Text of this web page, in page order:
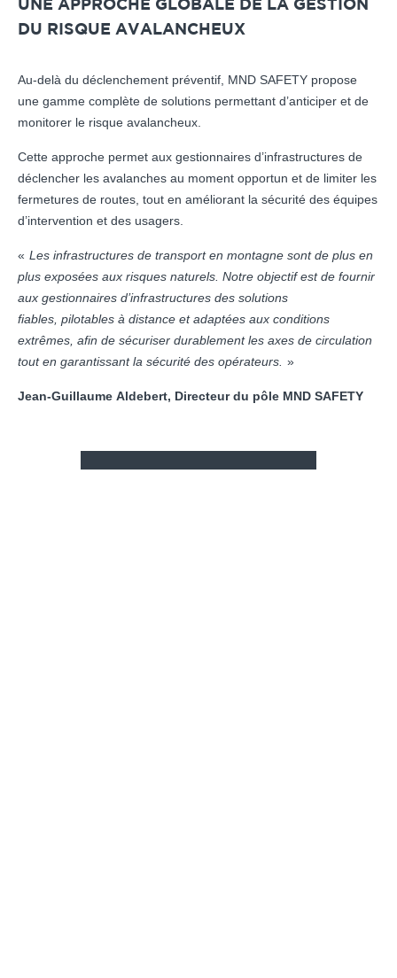
UNE APPROCHE GLOBALE DE LA GESTION
DU RISQUE AVALANCHEUX
Au-delà du déclenchement préventif, MND SAFETY propose
une gamme complète de solutions permettant d’anticiper et de
monitorer le risque avalancheux.
Cette approche permet aux gestionnaires d’infrastructures de
déclencher les avalanches au moment opportun et de limiter les
fermetures de routes, tout en améliorant la sécurité des équipes
d’intervention et des usagers.
Les infrastructures de transport en montagne sont de plus en
plus exposées aux risques naturels. Notre objectif est de fournir
aux gestionnaires d’infrastructures des solutions
fiables, pilotables à distance et adaptées aux conditions
extrêmes, afin de sécuriser durablement les axes de circulation
tout en garantissant la sécurité des opérateurs.
Jean-Guillaume Aldebert, Directeur du pôle MND SAFETY